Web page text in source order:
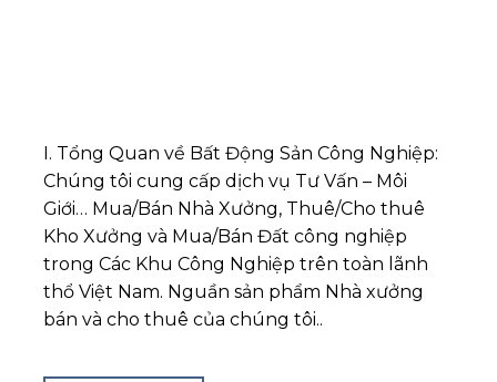
I. Tổng Quan về Bất Động Sản Công Nghiệp:
Chúng tôi cung cấp dịch vụ Tư Vấn – Môi
Giới… Mua/Bán Nhà Xưởng, Thuê/Cho thuê
Kho Xưởng và Mua/Bán Đất công nghiệp
trong Các Khu Công Nghiệp trên toàn lãnh
thổ Việt Nam. Nguần sản phẩm Nhà xưởng
bán và cho thuê của chúng tôi..